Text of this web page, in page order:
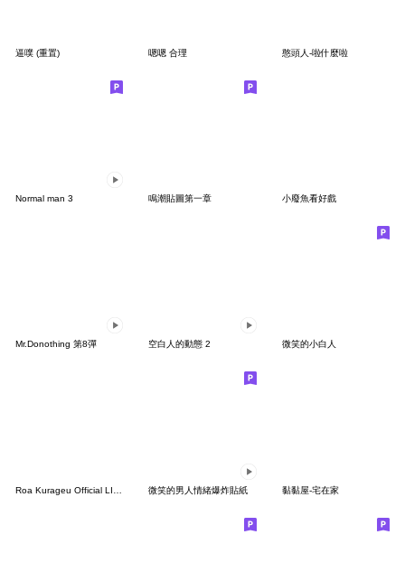
逼噗 (重置) 嗯嗯 合理 憨頭人-啦什麼啦
Normal man 3 鳴潮貼圖第一章 小廢魚看好戲
Mr.Donothing 第8彈 空白人的動態 2 微笑的小白人
微笑的男人情緒爆炸貼紙 黏黏屋-宅在家